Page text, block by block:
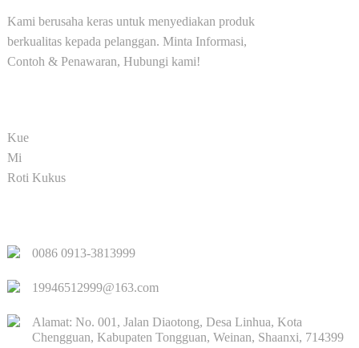
Kami berusaha keras untuk menyediakan produk
berkualitas kepada pelanggan. Minta Informasi,
Contoh & Penawaran, Hubungi kami!
Kue
Mi
Roti Kukus
0086 0913-3813999
19946512999@163.com
Alamat: No. 001, Jalan Diaotong, Desa Linhua, Kota
Chengguan, Kabupaten Tongguan, Weinan, Shaanxi, 714399